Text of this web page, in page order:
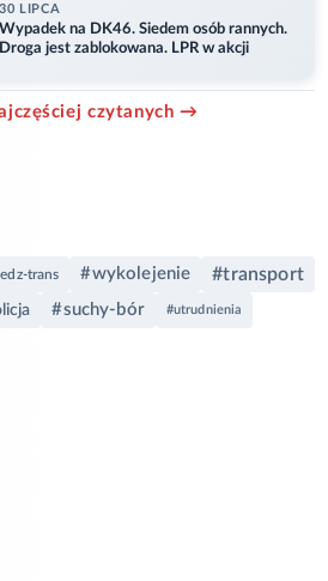
30 LIPCA
Wypadek na DK46. Siedem osób rannych.
Droga jest zablokowana. LPR w akcji
czytanych →
trans #wykolejenie
#transport
#suchy-bór #utrudnienia